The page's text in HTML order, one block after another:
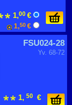
1,00 €
1,50 €
FSU024-28
Yv. 68-72
1, 50 €